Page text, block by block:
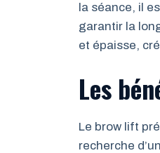
la séance, il
garantir la
et épaisse,
Les
Le brow lift
recherche